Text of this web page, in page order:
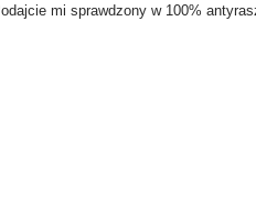
mi sprawdzony w 100%